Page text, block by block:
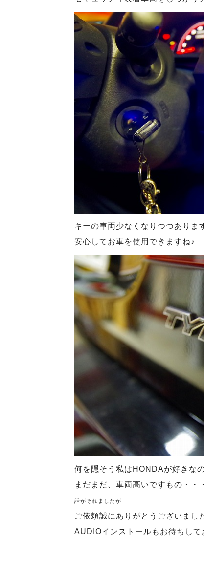
キーの車両少なくなりつつありま
安心してお車を使用できますね♪
何を隠そう私はHONDAが好きな
まだまだ、車両高いですもの・・・
話がそれましたが
ご依頼誠にありがとうございまし
AUDIOインストールもお待ちして